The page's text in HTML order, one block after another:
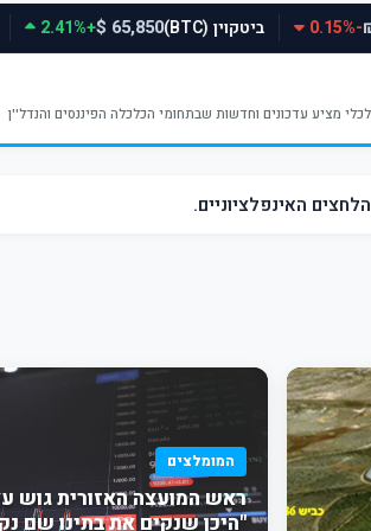
-0.15% ביטקוין (BTC) 65,850 $
+2.41%
המומלצים
ראש המועצה האזורית גוש
"היכן שנקים את בתינו שם